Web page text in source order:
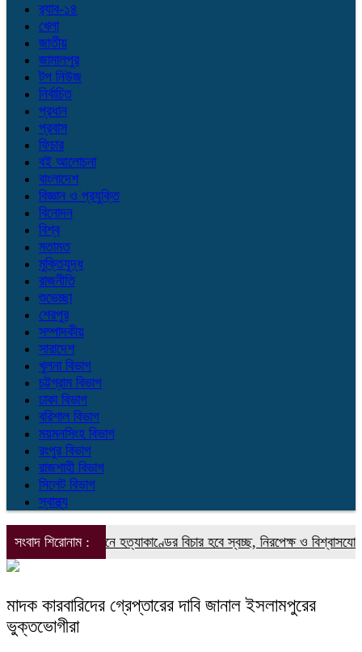
র‌্যাব-১৪
খেলা
জাতীয়
জামালপুর
টপ নিউজ
নির্বাচিত
প্রধান
প্রবাস
ফিচার
বই আলোচনা
বাংলাদেশ
বিজ্ঞান ও প্রযুক্তি
বিনোদন
বিশ্ব
মতামত
মুক্তিযুদ্ধ
রাজনীতি
শুভেচ্ছা
শেরপুর
সম্পাদকীয়
সারাদেশ
খুলনা বিভাগ
চট্টগ্রাম বিভাগ
ঢাকা বিভাগ
বরিশাল বিভাগ
ময়মনসিংহ বিভাগ
রংপুর বিভাগ
রাজশাহী বিভাগ
সিলেট বিভাগ
স্বাস্থ্য
সংবাদ শিরোনাম :
আন্দোলনে হত্যাকাণ্ডের বিচার হবে স্বচ্ছ, নিরপেক্ষ ও বিশ্বাসযোগ্য :
মাদক কারবারিদের গ্রেপ্তারের দাবি জানাল ইসলামপুরের
ভুক্তভোগীরা